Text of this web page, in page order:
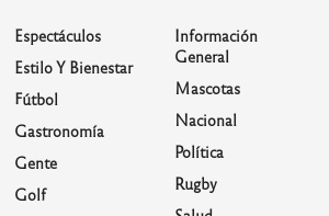
Espectáculos
Estilo Y Bienestar
Fútbol
Gastronomía
Gente
Golf
Información
General
Mascotas
Nacional
Política
Rugby